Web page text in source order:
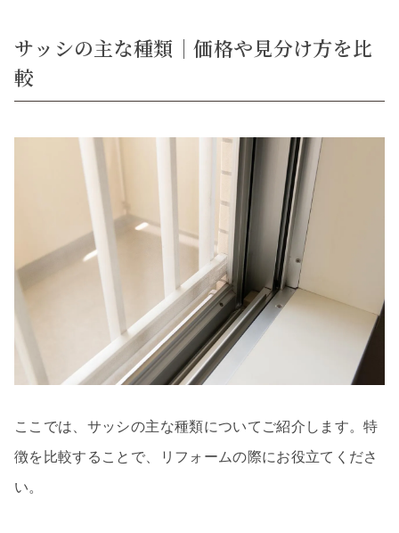
サッシの主な種類｜価格や見分け方を比
較
ここでは、サッシの主な種類についてご紹介します。特
徴を比較することで、リフォームの際にお役立てくださ
い。